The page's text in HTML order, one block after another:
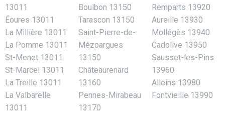
13011
Éoures 13011
La Millière 13011
La Pomme 13011
St-Menet 13011
St-Marcel 13011
La Treille 13011
La Valbarelle
13011
Boulbon 13150
Tarascon 13150
Saint-Pierre-de-
Mézoargues
13150
Châteaurenard
13160
Pennes-Mirabeau
13170
Remparts 13920
Aureille 13930
Mollégès 13940
Cadolive 13950
Sausset-les-Pins
13960
Alleins 13980
Fontvieille 13990